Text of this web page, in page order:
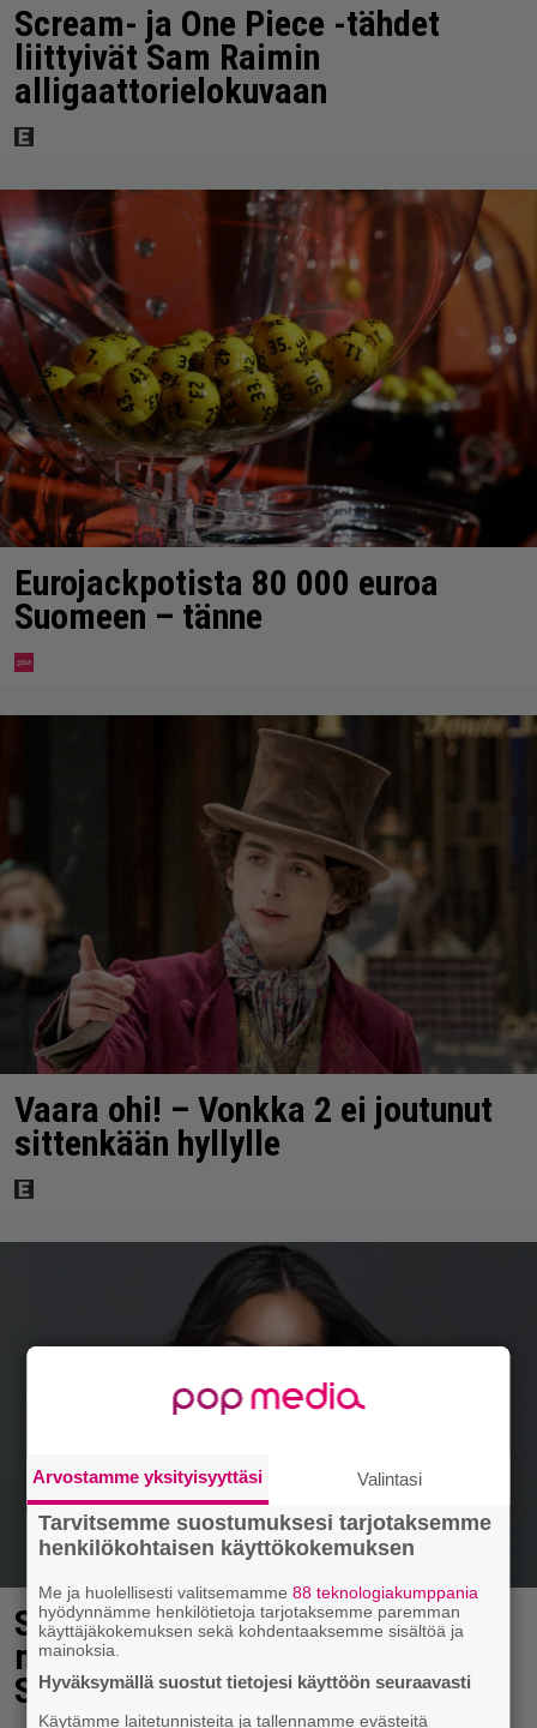
Scream- ja One Piece -tähdet
liittyivät Sam Raimin
alligaattorielokuvaan
Eurojackpotista 80 000 euroa
Suomeen – tänne
Vaara ohi! – Vonkka 2 ei joutunut
sittenkään hyllylle
Sofia Belórfin omaisuutta
myynnissä – jälleenmyyjä tulee
Suomesta
Arvostamme yksityisyyttäsi Valintasi
Tarvitsemme suostumuksesi tarjotaksemme
henkilökohtaisen käyttökokemuksen
Me ja huolellisesti valitsemamme88 teknologiakumppania
hyödynnämme henkilötietoja tarjotaksemme paremman
käyttäjäkokemuksen sekä kohdentaaksemme sisältöä ja
mainoksia.
Hyväksymällä suostut tietojesi käyttöön seuraavasti
Käytämme laitetunnisteita ja tallennamme evästeitä